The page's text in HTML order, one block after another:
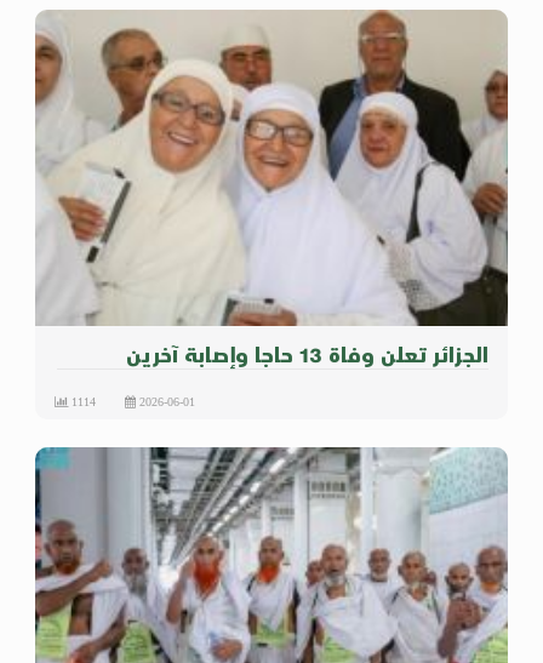
الجزائر تعلن وفاة 13 حاجا وإصابة آخرين
2026-06-01
1114